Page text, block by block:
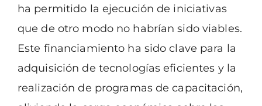
ha permitido la ejecución de iniciativas
que de otro modo no habrían sido viables.
Este financiamiento ha sido clave para la
adquisición de tecnologías eficientes y la
realizaciónde programas de capacitación,